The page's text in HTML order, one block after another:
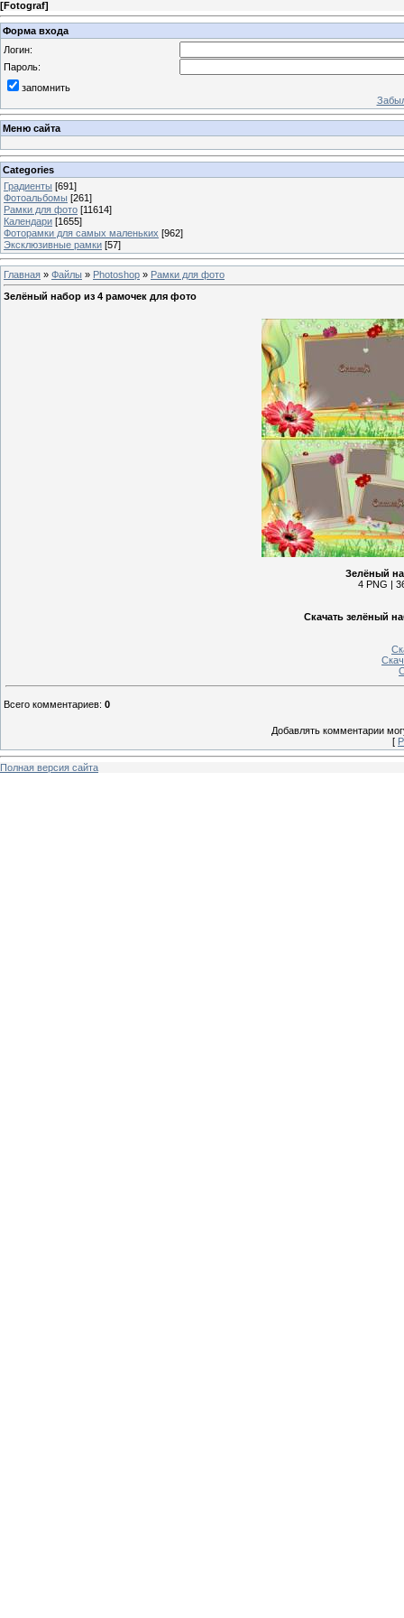
[Fotograf]
Форма входа
Логин:
Пароль:
запомнить
Меню сайта
Categories
Градиенты [691]
Фотоальбомы [261]
Рамки для фото [11614]
Календари [1655]
Фоторамки для самых маленьких [962]
Эксклюзивные рамки [57]
Главная » Файлы » Photoshop » Рамки для фото
Зелёный набор из 4 рамочек для фото
Зелёный
4 PNG |
Скачать зелёный
Всего комментариев: 0
Добавлять комментарии
[
Полная версия сайта